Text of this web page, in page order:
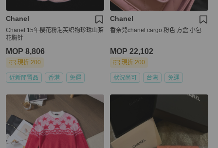
Chanel
Chanel 15年樱花粉泡芙织物珍珠山茶
花胸针
MOP 8,806
現折 200
近新閒置品 香港 免運
Chanel
香奈兒chanel cargo 粉色 方盒 小包
MOP 22,102
現折 200
狀況尚可 台灣 免運